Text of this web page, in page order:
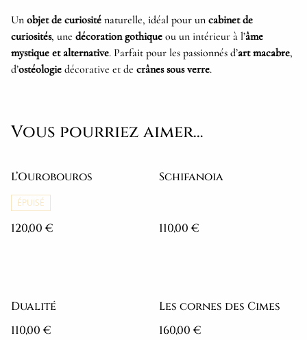
Un objet de curiosité naturelle, idéal pour un cabinet de
curiosités, une décoration gothique ou un intérieur à l’âme
mystique et alternative. Parfait pour les passionnés d’art macabre,
d’ostéologie décorative et de crânes sous verre.
Vous pourriez aimer…
L’Ourobouros
ÉPUISÉ
120,00 €
Schifanoia
110,00 €
Dualité
110,00 €
Les cornes des Cimes
160,00 €